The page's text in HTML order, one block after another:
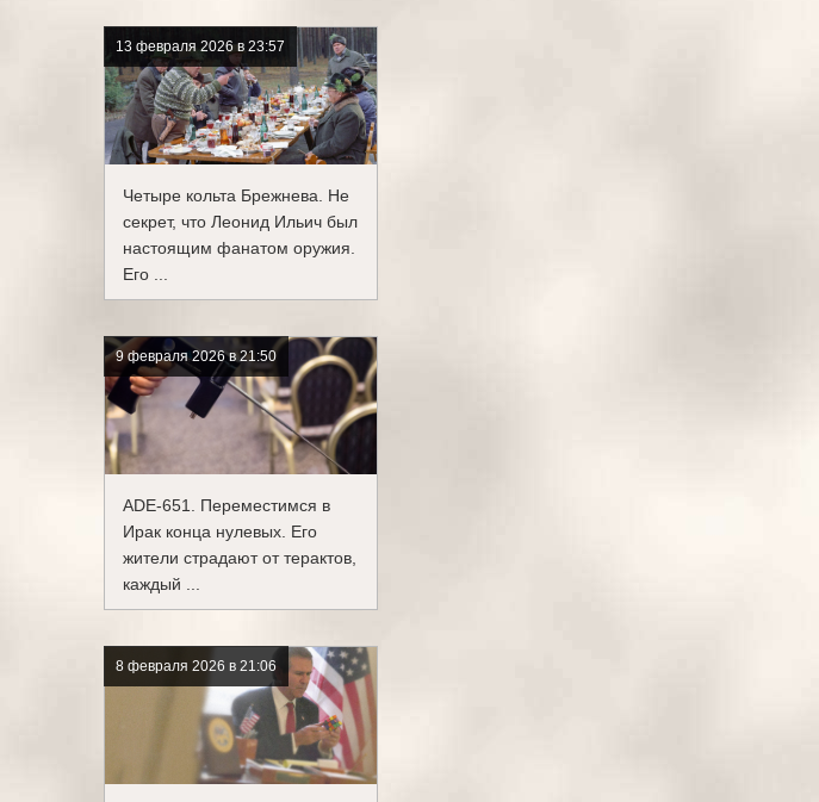
13 февраля 2026 в 23:57
Четыре кольта Брежнева. Не
секрет, что Леонид Ильич был
настоящим фанатом оружия.
Его ...
9 февраля 2026 в 21:50
ADE-651. Переместимся в
Ирак конца нулевых. Его
жители страдают от терактов,
каждый ...
8 февраля 2026 в 21:06